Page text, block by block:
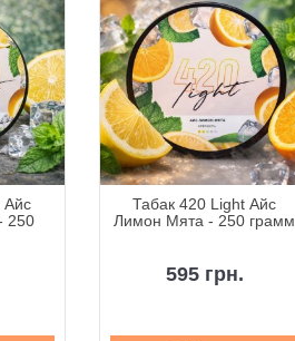
Айс
250
Табак 420 Light Айс
Лимон Мята - 250 грамм
595 грн.